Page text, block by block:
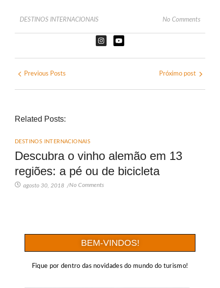
DESTINOS INTERNACIONAIS No Comments
Previous Posts Próximo post
Related Posts:
DESTINOS INTERNACIONAIS
Descubra o vinho alemão em 13
regiões: a pé ou de bicicleta
agosto 30, 2018 /No Comments
BEM-VINDOS!
Fique por dentro das novidades do mundo do turismo!